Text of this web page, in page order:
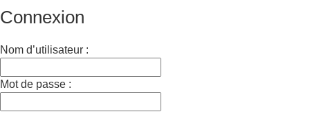
Connexion
Nom d’utilisateur :
Mot de passe :